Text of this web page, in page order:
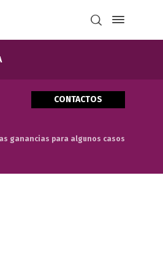
CONTACTOS
ganancias para algunos casos